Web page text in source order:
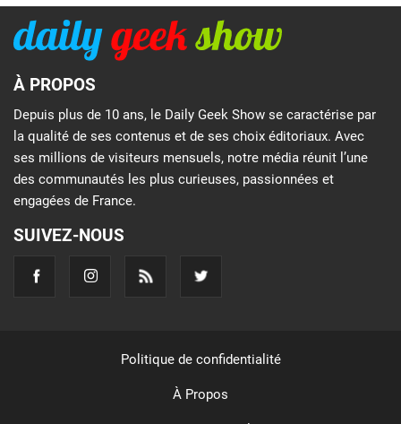
À PROPOS
Depuis plus de 10 ans, le Daily Geek Show se caractérise par
la qualité de ses contenus et de ses choix éditoriaux. Avec
ses millions de visiteurs mensuels, notre média réunit l’une
des communautés les plus curieuses, passionnées et
engagées de France.
SUIVEZ-NOUS
Politique de confidentialité
À Propos